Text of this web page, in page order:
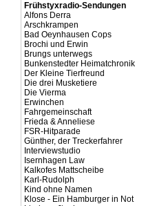
Frühstyxradio-Sendungen
Alfons Derra
Arschkrampen
Bad Oeynhausen Cops
Brochi und Erwin
Brungs unterwegs
Bunkenstedter Heimatchronik
Der Kleine Tierfreund
Die drei Musketiere
Die Vierma
Erwinchen
Fahrgemeinschaft
Frieda & Anneliese
FSR-Hitparade
Günther, der Treckerfahrer
Interviewstudio
Isernhagen Law
Kalkofes Mattscheibe
Karl-Rudolph
Kind ohne Namen
Klose - Ein Hamburger in Not